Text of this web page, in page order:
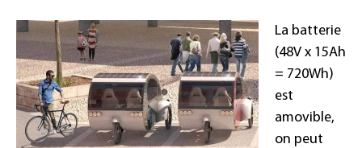
La batterie
(48V x 15Ah
= 720Wh)
est
amovible,
on peut